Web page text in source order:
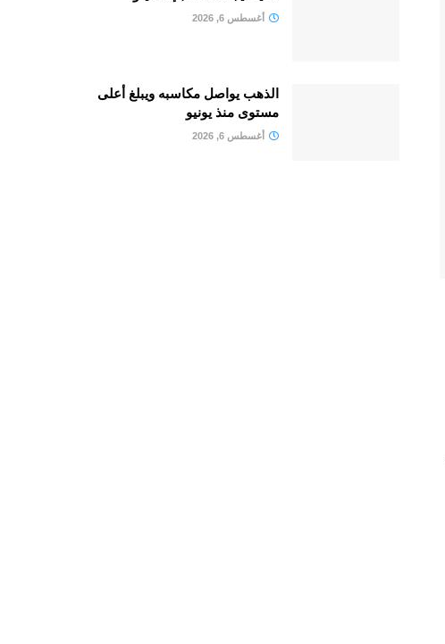
أغسطس 6, 2026
الذهب يواصل مكاسبه ويبلغ أعلى
مستوى منذ يونيو
أغسطس 6, 2026